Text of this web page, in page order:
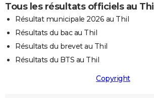
Tous les résultats officiels au Thil
Résultat municipale 2026 au Thil
Résultats du bac au Thil
Résultats du brevet au Thil
Résultats du BTS au Thil
Copyright